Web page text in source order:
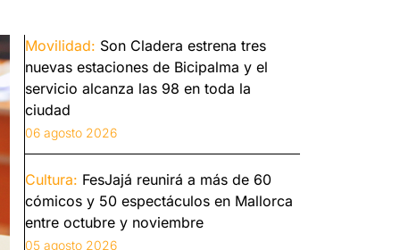
Movilidad: Son Cladera estrena tres
nuevas estaciones de Bicipalma y el
servicio alcanza las 98 en toda la
ciudad
06 agosto 2026
Cultura: FesJajá reunirá a más de 60
cómicos y 50 espectáculos en Mallorca
entre octubre y noviembre
05 agosto 2026